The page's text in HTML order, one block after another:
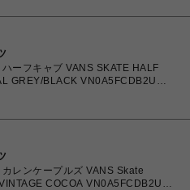
ーフキャブ VANS SKATE HALF
GREY/BLACK VN0A5FCDB2U
ニーカー メンズ シューズ
レンケープルズ VANS Skate
COCOA VN0A5FCDB2U